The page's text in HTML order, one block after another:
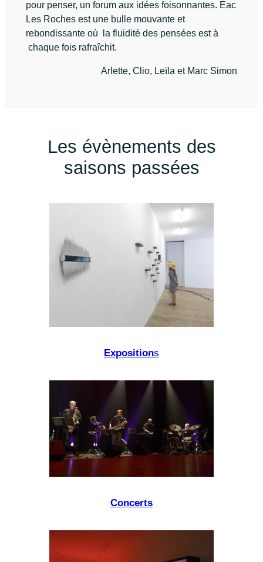
pour penser, un forum aux idées foisonnantes. Eac
Les Roches est une bulle mouvante et
rebondissante où la fluidité des pensées est à
chaque fois rafraîchit.
Arlette, Clio, Leïla et Marc Simon
Les évènements des
saisons passées
Expositions
Concerts